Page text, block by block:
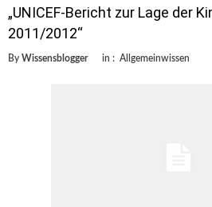
„UNICEF-Bericht zur Lage der
2011/2012“
By Wissensblogger in : Allgemeinwissen